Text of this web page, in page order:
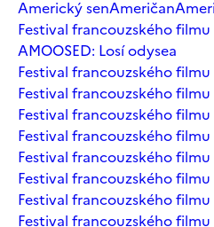
Americký senAmeričan
Festival francouzského
AMOOSED: Losí odysea
Festival francouzského
Festival francouzského
Festival francouzského
Festival francouzského
Festival francouzského
Festival francouzského
Festival francouzského
Festival francouzského